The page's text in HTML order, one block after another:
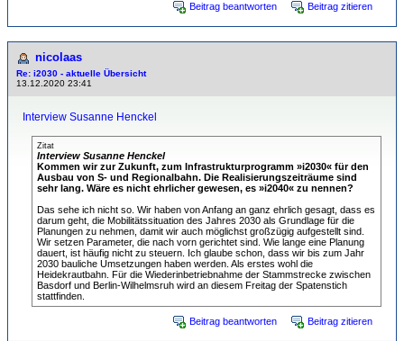
Beitrag beantworten Beitrag zitieren
nicolaas
Re: i2030 - aktuelle Übersicht
13.12.2020 23:41
Interview Susanne Henckel
Zitat
Interview Susanne Henckel
Kommen wir zur Zukunft, zum Infrastrukturprogramm »i2030« für den
Ausbau von S- und Regionalbahn. Die Realisierungszeiträume sind
sehr lang. Wäre es nicht ehrlicher gewesen, es »i2040« zu nennen?
Das sehe ich nicht so. Wir haben von Anfang an ganz ehrlich gesagt, dass es
darum geht, die Mobilitätssituation des Jahres 2030 als Grundlage für die
Planungen zu nehmen, damit wir auch möglichst großzügig aufgestellt sind.
Wir setzen Parameter, die nach vorn gerichtet sind. Wie lange eine Planung
dauert, ist häufig nicht zu steuern. Ich glaube schon, dass wir bis zum Jahr
2030 bauliche Umsetzungen haben werden. Als erstes wohl die
Heidekrautbahn. Für die Wiederinbetriebnahme der Stammstrecke zwischen
Basdorf und Berlin-Wilhelmsruh wird an diesem Freitag der Spatenstich
stattfinden.
Beitrag beantworten Beitrag zitieren